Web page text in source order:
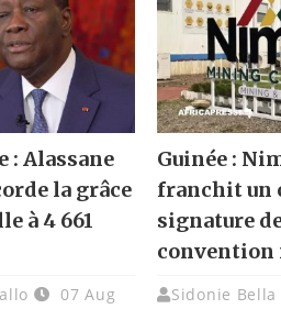
: Alassane
la grâce
à 4 661
07 Aug
Guinée :
franchit un
signature
Sidonie Bella